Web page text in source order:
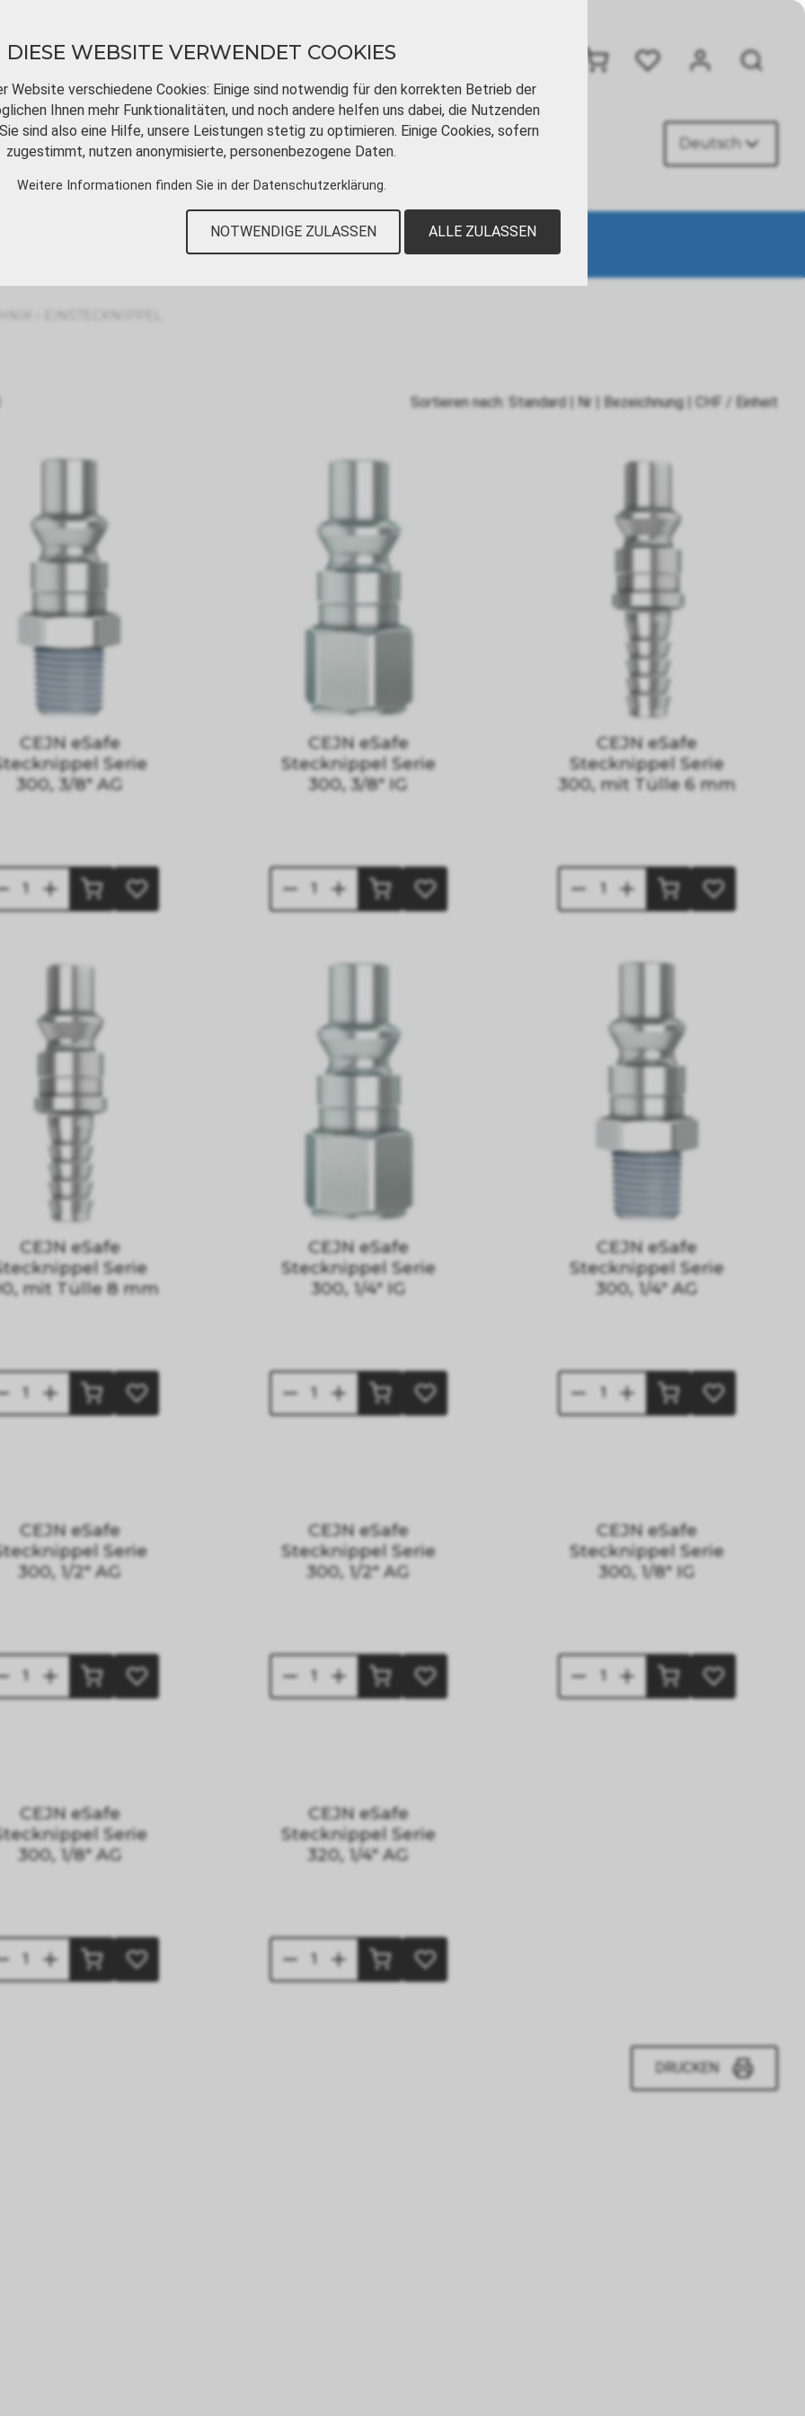
DOWNLOADS VIDEOTUTORIALS KONTAKT Deutsch
Sortieren nach: Standard | Nr | Bezeichnung| CHF / Einheit
CEJN eSafe
Serie
300, 3/8" AG
CEJN eSafe
Stecknippel Serie
300, 3/8" IG
CEJN eSafe
Stecknippel Serie
300, mit Tülle 6 mm
CEJN eSafe
Serie
mit Tülle 8 mm
CEJN eSafe
Stecknippel Serie
300, 1/4" IG
CEJN eSafe
Stecknippel Serie
300, 1/4" AG
CEJN eSafe
Serie
300, 1/2" AG
CEJN eSafe
Stecknippel Serie
300, 1/2" AG
CEJN eSafe
Stecknippel Serie
300, 1/8" IG
CEJN eSafe
Serie
300, 1/8" AG
CEJN eSafe
Stecknippel Serie
320, 1/4" AG
DRUCKEN
DIESE WEBSITE VERWENDET COOKIES
Website verschiedene Cookies: Einige sind notwendig für den korrekten Betrieb der
Ihnen mehr Funktionalitäten, und noch andere helfen uns dabei, die Nutzenden
sind also eine Hilfe, unsere Leistungen stetig zu optimieren. Einige Cookies, sofern
zugestimmt, nutzen anonymisierte, personenbezogene Daten.
Weitere Informationen finden Sie in der Datenschutzerklärung.
NOTWENDIGE ZULASSEN ALLE ZULASSEN